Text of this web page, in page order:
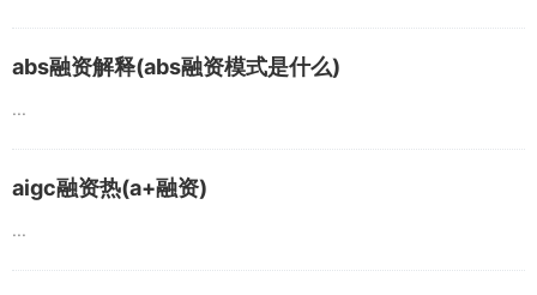
abs融资解释(abs融资模式是什么)
...
aigc融资热(a+融资)
...